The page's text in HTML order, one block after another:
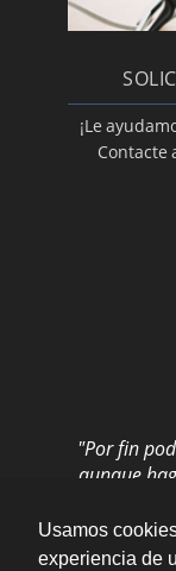
Usamos
experiencia de
¡Le
Contacte
"Por fin
aunque
estamos
rápida y